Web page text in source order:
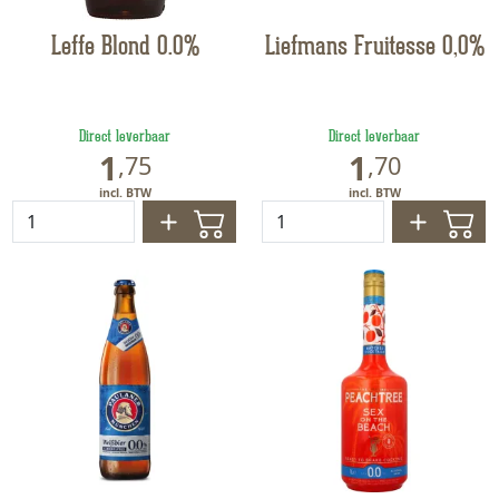
Leffe Blond 0.0%
1 ,75
Direct leverbaar
Liefmans Fruitesse 0,0%
1 ,70
Direct leverbaar